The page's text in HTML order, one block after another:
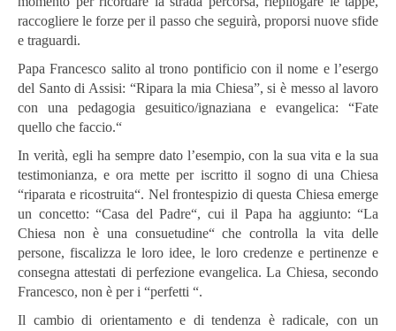
raccogliere le forze per il passo che seguirà, proporsi nuove sfide
e traguardi.
Papa Francesco salito al trono pontificio con il nome e l’esergo
del Santo di Assisi: “Ripara la mia Chiesa”, si è messo al lavoro
con una pedagogia gesuitico/ignaziana e evangelica: “Fate
quello che faccio.“
In verità, egli ha sempre dato l’esempio, con la sua vita e la sua
testimonianza, e ora mette per iscritto il sogno di una Chiesa
“riparata e ricostruita“. Nel frontespizio di questa Chiesa emerge
un concetto: “Casa del Padre“, cui il Papa ha aggiunto: “La
Chiesa non è una consuetudine“ che controlla la vita delle
persone, fiscalizza le loro idee, le loro credenze e pertinenze e
consegna attestati di perfezione evangelica. La Chiesa, secondo
Francesco, non è per i “perfetti “.
Il cambio di orientamento e di tendenza è radicale, con un